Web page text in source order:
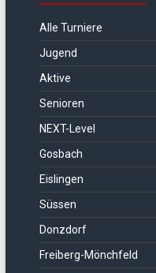
Alle Turniere
Jugend
Aktive
Senioren
NEXT-Level
Gosbach
Eislingen
Süssen
Donzdorf
Freiberg-Mönchfeld